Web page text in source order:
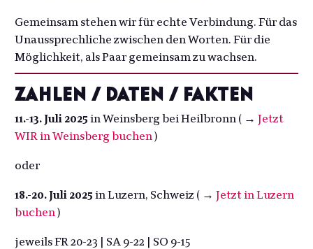
Gemeinsam stehen wir für echte Verbindung. Für das
Unaussprechliche zwischen den Worten. Für die
Möglichkeit, als Paar gemeinsam zu wachsen.
ZAHLEN / DATEN / FAKTEN
11.-13. Juli 2025 in Weinsberg bei Heilbronn ( →
Jetzt
WIR in Weinsberg buchen )
oder
18.-20. Juli 2025 in Luzern, Schweiz ( →
Jetzt in Luzern
buchen )
jeweils FR 20-23 | SA 9-22 | SO 9-15